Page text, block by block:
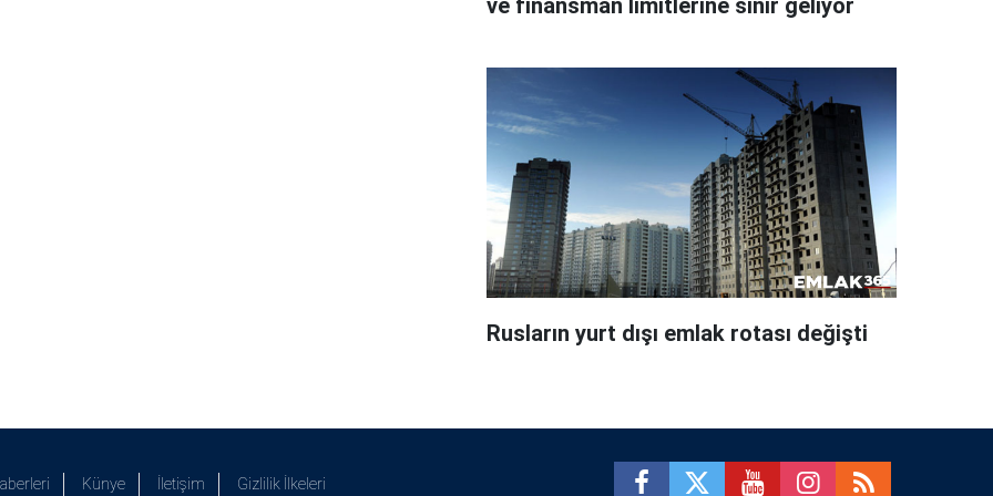
ve finansman limitlerine sınır geliyor
Rusların yurt dışı emlak rotası değişti
Künye İletişim Gizlilik İlkeleri